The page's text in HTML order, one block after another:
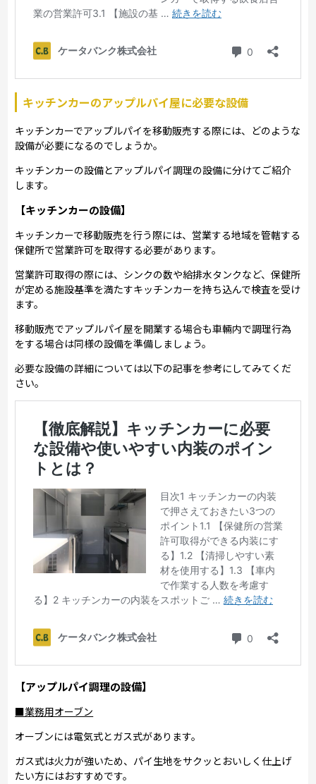
キッチンカーのアップルパイ屋に必要な設備
キッチンカーでアップルパイを移動販売する際には、どのような
設備が必要になるのでしょうか。
キッチンカーの設備とアップルパイ調理の設備に分けてご紹介
します。
【キッチンカーの設備】
キッチンカーで移動販売を行う際には、営業する地域を管轄する
保健所で営業許可を取得する必要があります。
営業許可取得の際には、シンクの数や給排水タンクなど、保健所
が定める施設基準を満たすキッチンカーを持ち込んで検査を受け
ます。
移動販売でアップルパイ屋を開業する場合も車輛内で調理行為
をする場合は同様の設備を準備しましょう。
必要な設備の詳細については以下の記事を参考にしてみてくだ
さい。
【アップルパイ調理の設備】
■業務用オーブン
オーブンには電気式とガス式があります。
ガス式は火力が強いため、パイ生地をサクッとおいしく仕上げ
たい方にはおすすめです。